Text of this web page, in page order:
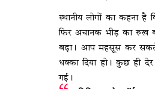
स्थानीय लोगों का कहना है
फिर अचानक भीड़ का रुख
बढ़ा। आप महसूस कर
धक्का दिया हो। कुछ ही देर
गई।